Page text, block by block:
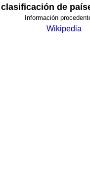
de
Información
Wikipedia